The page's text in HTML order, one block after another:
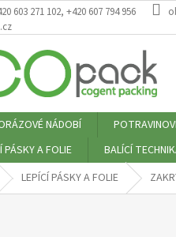
603 271 102, +420 607 794 956
NÁDOBÍ
PÁSKY A FOLIE
BALÍCÍ
LEPÍCÍ PÁSKY A FOLIE